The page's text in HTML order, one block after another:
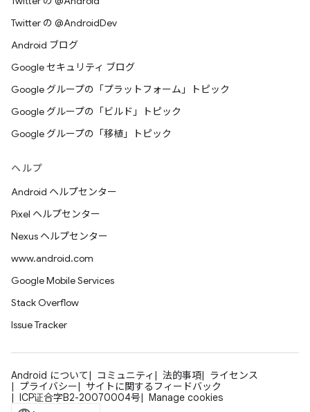
Twitter の @AndroidDev
Android ブログ
Google セキュリティ ブログ
Google グループの「プラットフォーム」トピック
Google グループの「ビルド」トピック
Google グループの「移植」トピック
ヘルプ
Android ヘルプセンター
Pixel ヘルプセンター
Nexus ヘルプセンター
www.android.com
Google Mobile Services
Stack Overflow
Issue Tracker
Android について コミュニティ 法的事項
ライセンス
プライバシー
サイトに関するフィードバック
ICP证合字B2-20070004号
Manage cookies